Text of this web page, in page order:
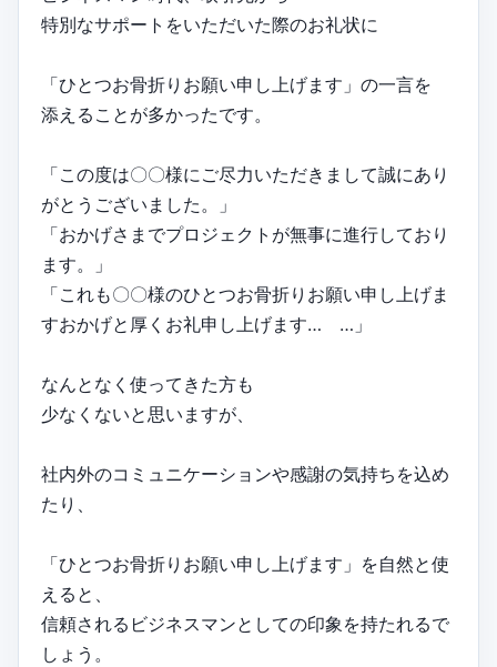
特別なサポートをいただいた際のお礼状に
「ひとつお骨折りお願い申し上げます」の一言を
添えることが多かったです。
「この度は〇〇様にご尽力いただきまして誠にあり
がとうございました。」
「おかげさまでプロジェクトが無事に進行しており
ます。」
「これも〇〇様のひとつお骨折りお願い申し上げま
すおかげと厚くお礼申し上げます… …」
なんとなく使ってきた方も
少なくないと思いますが、
社内外のコミュニケーションや感謝の気持ちを込め
たり、
「ひとつお骨折りお願い申し上げます」を自然と使
えると、
信頼されるビジネスマンとしての印象を持たれるで
しょう。